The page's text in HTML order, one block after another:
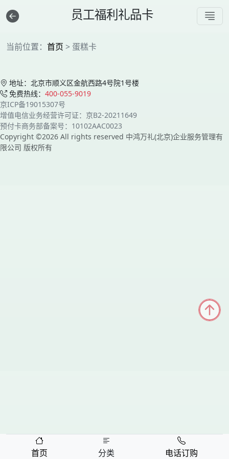
员工福利礼品卡
当前位置： 首页 > 蛋糕卡
地址：北京市顺义区金航西路4号院1号楼
免费热线： 400-055-9019
京ICP备19015307号
增值电信业务经营许可证：京B2-20211649
预付卡商务部备案号：10102AAC0023
Copyright ©2026 All rights reserved 中鸿万礼(北京)企业服务管理有
限公司 版权所有
首页 分类 电话订购